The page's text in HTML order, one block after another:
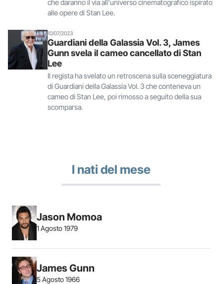
che daranno il via all'universo cinematografico ispirato
alle opere di Stan Lee.
10/07/2023
Guardiani della Galassia Vol. 3, James
Gunn svela il cameo cancellato di Stan
Lee
Il regista ha svelato un retroscena sulla sceneggiatura
di Guardiani della Galassia Vol. 3 che conteneva un
cameo di Stan Lee, poi rimosso a seguito della sua
scomparsa.
I nati del mese
Jason Momoa
1 Agosto 1979
James Gunn
5 Agosto 1966